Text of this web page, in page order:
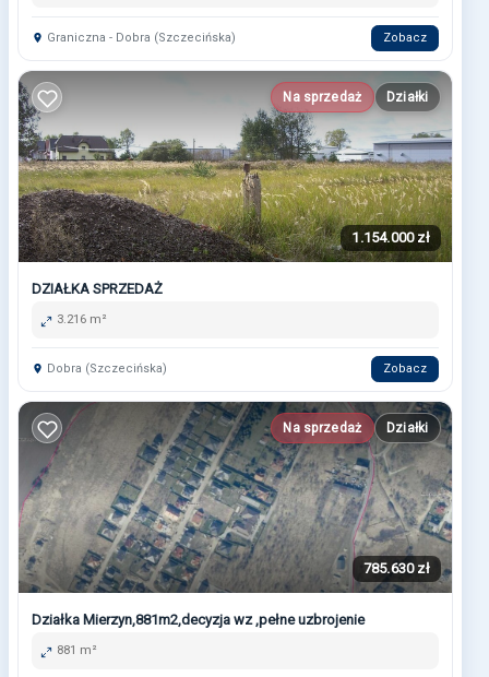
Graniczna - Dobra (Szczecińska) Zobacz
Na sprzedaż Działki
1.154.000 zł
DZIAŁKA SPRZEDAŻ
3.216 m²
Dobra (Szczecińska) Zobacz
Na sprzedaż Działki
785.630 zł
Działka Mierzyn,881m2,decyzja wz ,pełne uzbrojenie
881 m²